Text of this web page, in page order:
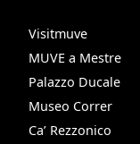
Visitmuve
MUVE a Mestre
Palazzo Ducale
Museo Correr
Ca’ Rezzonico